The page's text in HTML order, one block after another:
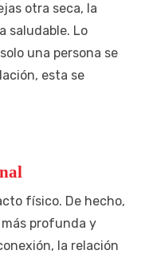
otra seca, la
saludable. Lo
una persona se
esta se
físico. De hecho,
más profunda y
la relación